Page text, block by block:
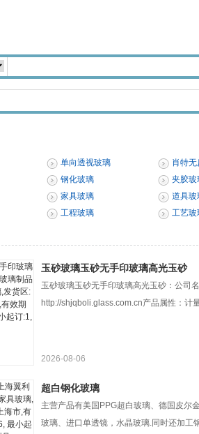
单向透视玻璃 肖特
钢化玻璃 夹胶玻
家具玻璃 道具玻
工程玻璃 工艺玻
玉砂玻璃玉砂无手印玻璃高光玉砂
玉砂玻璃玉砂无手印玻璃高光玉砂：公司
http://shjqboli.glass.com.cn产品属性：计
2026-08-06
超白钢化玻璃
主营产品有美国PPG超白玻璃、德国皮尔
玻璃、进口单透镜，水晶玻璃.同时还加工